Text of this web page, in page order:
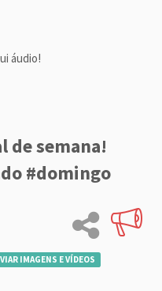
áudio!
de semana!
#domingo
IMAGENS E VÍDEOS